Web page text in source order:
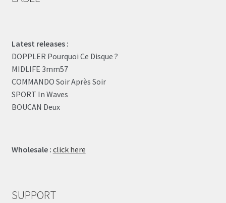
Latest releases :
DOPPLER Pourquoi Ce Disque ?
MIDLIFE 3mm57
COMMANDO Soir Après Soir
SPORT In Waves
BOUCAN Deux
Wholesale : click here
SUPPORT